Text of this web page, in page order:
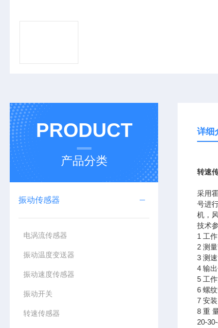
PRODUCT
产品分类
振动传感器
电涡流传感器
振动温度变送器
振动速度传感器
振动开关
转速传感器
详细
转速
采用
号进
机，
技术
1 工
2 测
3 测
4 输
5 工
6 螺
7 安
8 重
20-